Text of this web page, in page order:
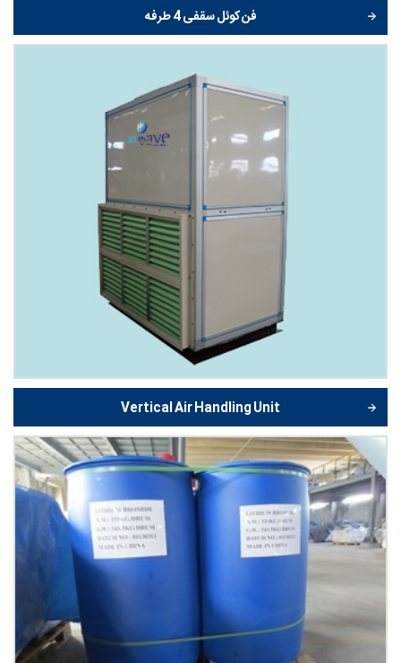
فن کوئل سقفی 4 طرفه
Vertical Air Handling Unit